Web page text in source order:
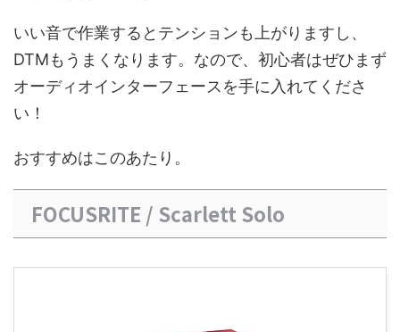
いい音で作業するとテンションも上がりますし、
DTMもうまくなります。なので、初心者はぜひまず
オーディオインターフェースを手に入れてくださ
い！
おすすめはこのあたり。
FOCUSRITE / Scarlett Solo